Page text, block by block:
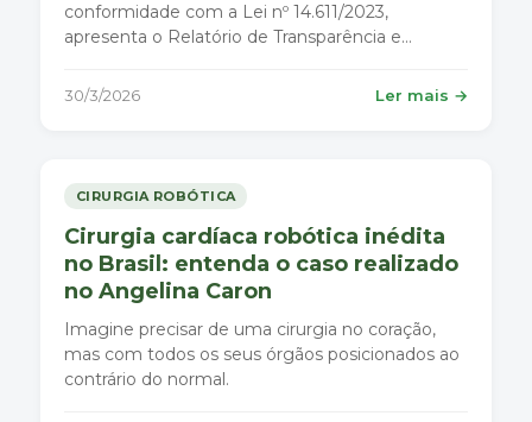
conformidade com a Lei nº 14.611/2023,
apresenta o Relatório de Transparência e
promove a transparência salarial e assegura a
30/3/2026 Ler mais →
CIRURGIA ROBÓTICA
Cirurgia cardíaca robótica inédita
no Brasil: entenda o caso realizado
no Angelina Caron
Imagine precisar de uma cirurgia no coração,
mas com todos os seus órgãos posicionados ao
contrário do normal.